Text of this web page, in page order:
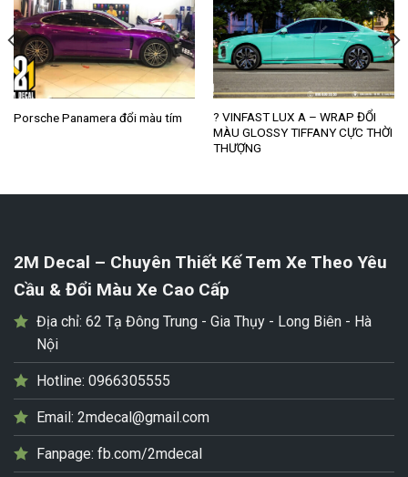
Porsche Panamera đổi màu tím
? VINFAST LUX A – WRAP ĐỔI
MÀU GLOSSY TIFFANY CỰC THỜI
THƯỢNG
2M Decal – Chuyên Thiết Kế Tem Xe Theo Yêu
Cầu & Đổi Màu Xe Cao Cấp
Địa chỉ: 62 Tạ Đông Trung - Gia Thụy - Long Biên - Hà
Nội
Hotline: 0966305555
Email: 2mdecal@gmail.com
Fanpage: fb.com/2mdecal